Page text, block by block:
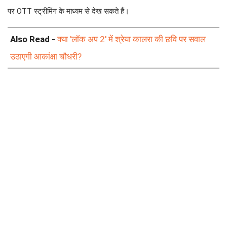
पर OTT स्ट्रीमिंग के माध्यम से देख सकते हैं।
Also Read -क्या 'लॉक अप 2' में श्रेया कालरा की छवि पर सवाल
उठाएगी आकांक्षा चौधरी?